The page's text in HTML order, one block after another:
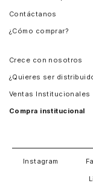
Contáctanos
¿Cómo comprar?
Crece con nosotros
¿Quieres ser
Ventas Institucionales
Compra institucional
Instagram